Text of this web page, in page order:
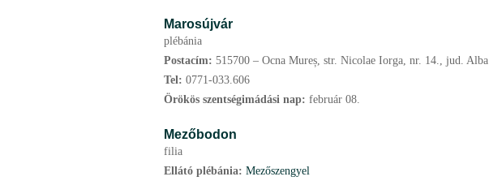
Marosújvár
plébánia
Postacím: 515700 – Ocna Mureș, str. Nicolae Iorga, nr. 14., jud. Alba
Tel: 0771-033.606
Örökös szentségimádási nap: február 08.
Mezőbodon
filia
Ellátó plébánia: Mezőszengyel